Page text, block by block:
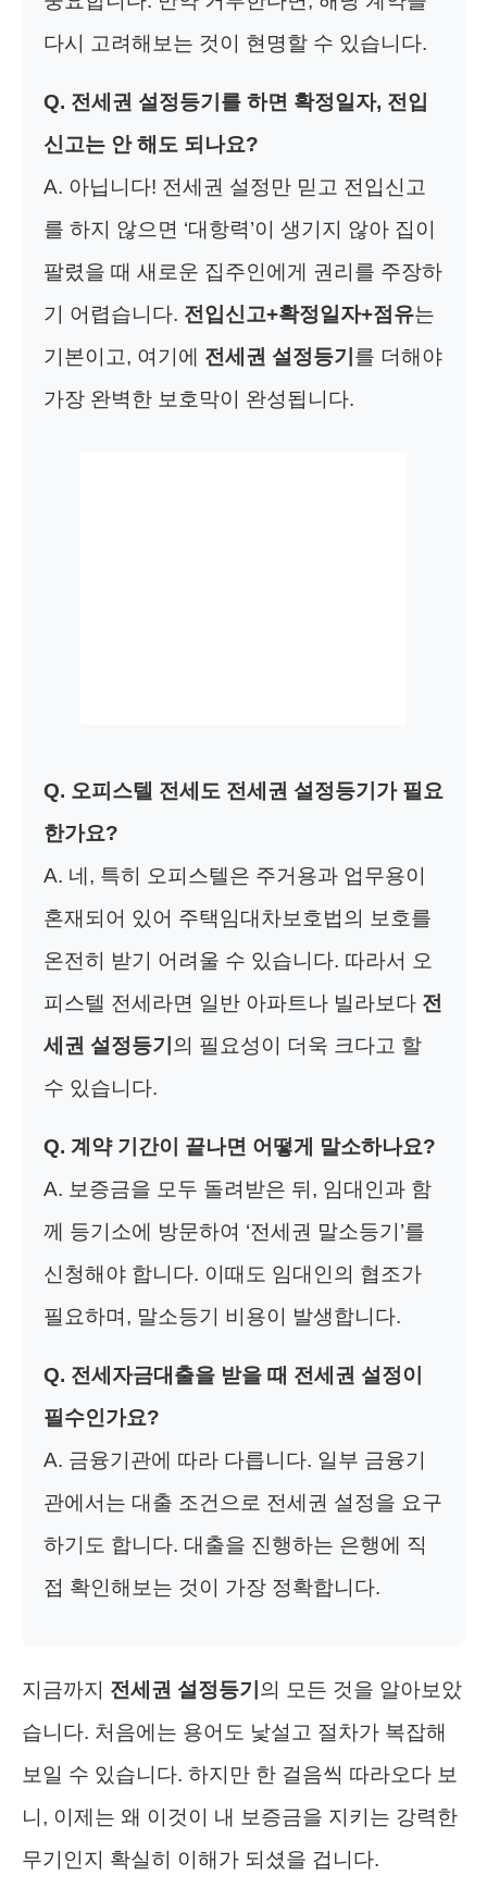
다시 고려해보는 것이 현명할 수 있습니다.
Q. 전세권 설정등기를 하면 확정일자, 전입
신고는 안 해도 되나요?
A. 아닙니다! 전세권 설정만 믿고 전입신고
를 하지 않으면 ‘대항력’이 생기지 않아 집이
팔렸을 때 새로운 집주인에게 권리를 주장하
기 어렵습니다. 전입신고+확정일자+점유는
기본이고, 여기에 전세권 설정등기 를 더해야
가장 완벽한 보호막이 완성됩니다.
Q. 오피스텔 전세도 전세권 설정등기가 필요
한가요?
A. 네, 특히 오피스텔은 주거용과 업무용이
혼재되어 있어 주택임대차보호법의 보호를
온전히 받기 어려울 수 있습니다. 따라서 오
피스텔 전세라면 일반 아파트나 빌라보다 전
세권 설정등기 의 필요성이 더욱 크다고 할
수 있습니다.
Q. 계약 기간이 끝나면 어떻게 말소하나요?
A. 보증금을 모두 돌려받은 뒤, 임대인과 함
께 등기소에 방문하여 ‘전세권 말소등기’를
신청해야 합니다. 이때도 임대인의 협조가
필요하며, 말소등기 비용이 발생합니다.
Q. 전세자금대출을 받을 때 전세권 설정이
필수인가요?
A. 금융기관에 따라 다릅니다. 일부 금융기
관에서는 대출 조건으로 전세권 설정을 요구
하기도 합니다. 대출을 진행하는 은행에 직
접 확인해보는 것이 가장 정확합니다.
지금까지 전세권 설정등기 의 모든 것을 알아보았
습니다. 처음에는 용어도 낯설고 절차가 복잡해
보일 수 있습니다. 하지만 한 걸음씩 따라오다 보
니, 이제는 왜 이것이 내 보증금을 지키는 강력한
무기인지 확실히 이해가 되셨을 겁니다.